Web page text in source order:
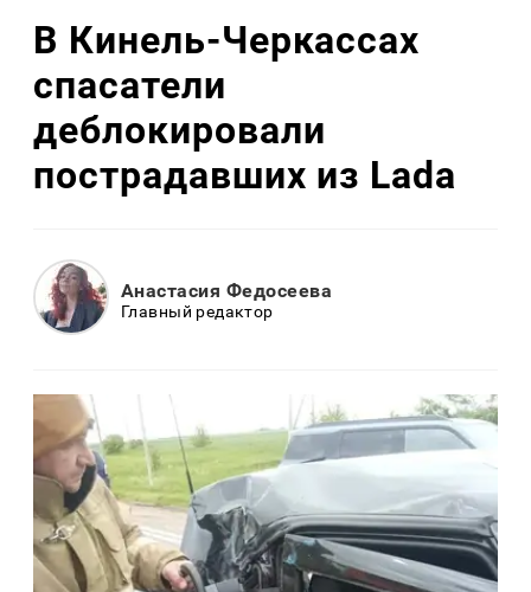
В Кинель-Черкассах
спасатели
деблокировали
пострадавших из Lada
Анастасия Федосеева
Главный редактор